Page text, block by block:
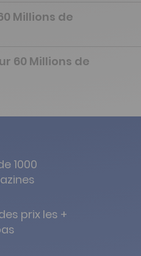
Millions de
60 Millions de
1000
prix les +